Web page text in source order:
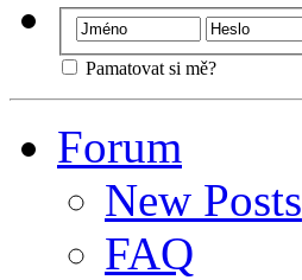
Pamatovat si mě?
Forum
New Posts
FAQ